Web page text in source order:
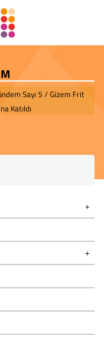
Sayı 5 / Gizem Frit
Katıldı